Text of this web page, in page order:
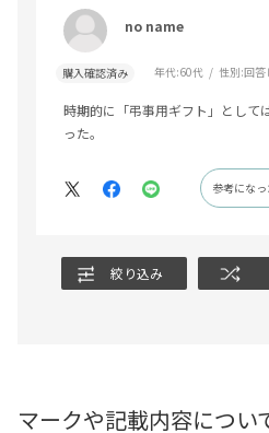
no name
購入確認済み 年代:60代 性別:回答
時期的に「弔事用ギフト」として
った。
参考になっ
絞り込み
マークや記載内容につい